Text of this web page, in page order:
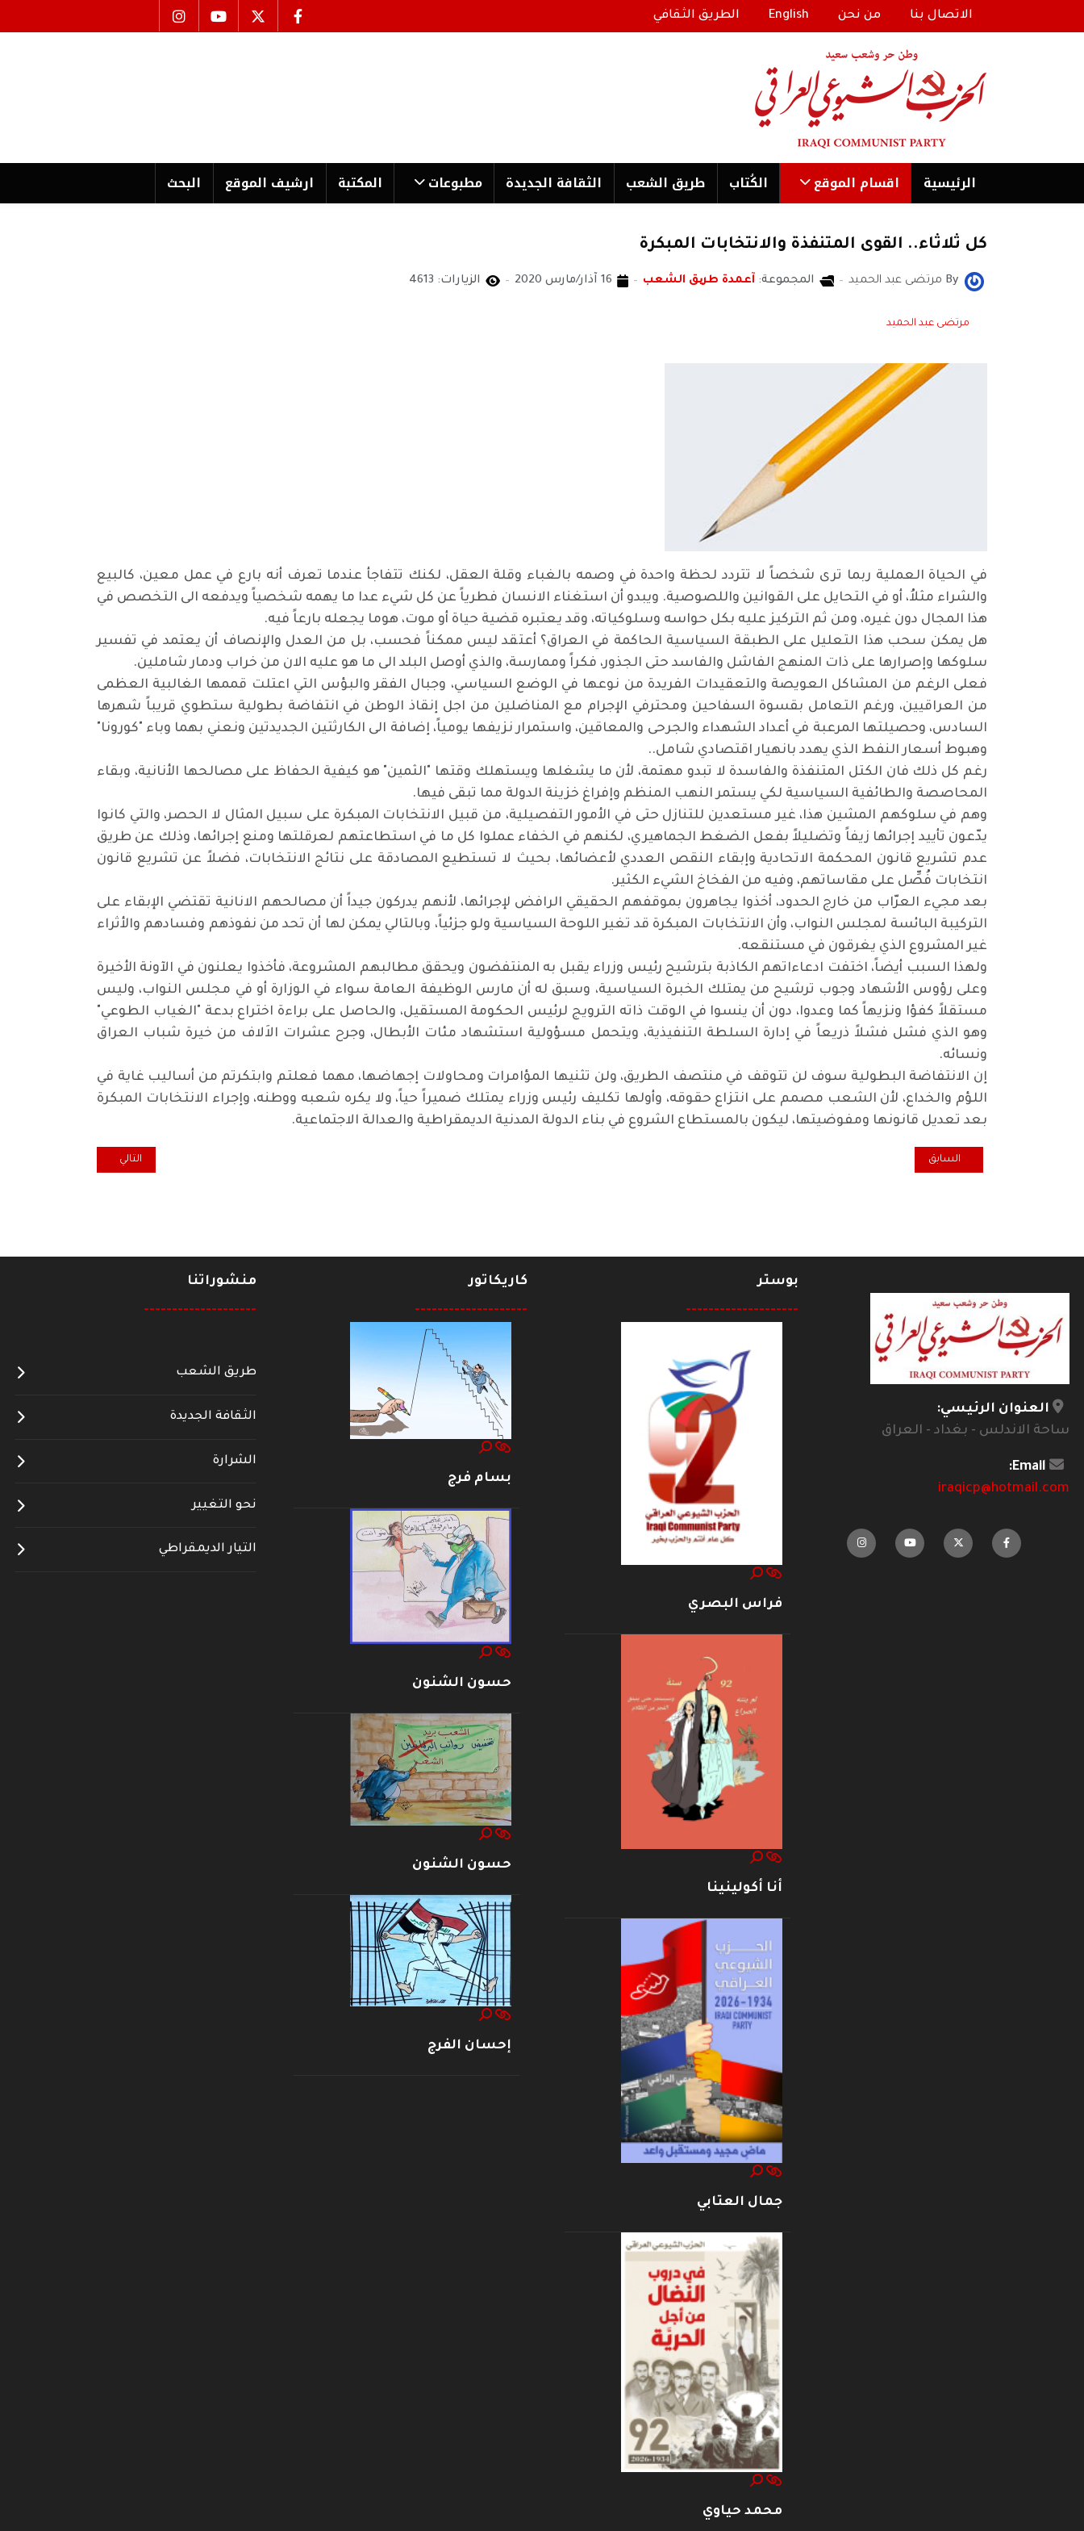
الاتصال بنا من نحن English الطريق الثقافي
الرئیسية اقسام الموقع الكُتاب طریق الشعب الثقافة الجدیدة مطبوعات المكتبة ارشیف الموقع البحث
كل ثلاثاء.. القوى المتنفذة والانتخابات المبكرة
By مرتضى عبد الحميد المجموعة: آعمدة طریق الشعب 16 آذار/مارس 2020 الزيارات: 4613
مرتضى عبد الحميد
في الحياة العملية ربما ترى شخصاً لا تتردد لحظة واحدة في وصمه بالغباء وقلة العقل، لكنك تتفاجأ عندما تعرف أنه بارع في عمل معين، كالبيع
والشراء مثلاُ، أو في التحايل على القوانين واللصوصية. ويبدو أن استغناء الانسان فطرياً عن كل شيء عدا ما يهمه شخصياً ويدفعه الى التخصص في
هذا المجال دون غيره، ومن ثم التركيز عليه بكل حواسه وسلوكياته، وقد يعتبره قضية حياة أو موت، هوما يجعله بارعاً فيه.
هل يمكن سحب هذا التعليل على الطبقة السياسية الحاكمة في العراق؟ أعتقد ليس ممكناً فحسب، بل من العدل والإنصاف أن يعتمد في تفسير
سلوكها وإصرارها على ذات المنهج الفاشل والفاسد حتى الجذور، فكراً وممارسة، والذي أوصل البلد الى ما هو عليه الان من خراب ودمار شاملين.
فعلى الرغم من المشاكل العويصة والتعقيدات الفريدة من نوعها في الوضع السياسي، وجبال الفقر والبؤس التي اعتلت قممها الغالبية العظمى
من العراقيين، ورغم التعامل بقسوة السفاحين ومحترفي الإجرام مع المناضلين من اجل إنقاذ الوطن في انتفاضة بطولية ستطوي قريباً شهرها
السادس، وحصيلتها المرعبة في أعداد الشهداء والجرحى والمعاقين، واستمرار نزيفها يومياً، إضافة الى الكارثتين الجديدتين ونعني بهما وباء "كورونا"
وهبوط أسعار النفط الذي يهدد بانهيار اقتصادي شامل..
رغم كل ذلك فان الكتل المتنفذة والفاسدة لا تبدو مهتمة، لأن ما يشغلها ويستهلك وقتها "الثمين" هو كيفية الحفاظ على مصالحها الأنانية، وبقاء
المحاصصة والطائفية السياسية لكي يستمر النهب المنظم وإفراغ خزينة الدولة مما تبقى فيها.
وهم في سلوكهم المشين هذا، غير مستعدين للتنازل حتى في الأمور التفصيلية، من قبيل الانتخابات المبكرة على سبيل المثال لا الحصر، والتي كانوا
يدّعون تأييد إجرائها زيفاً وتضليلاً بفعل الضغط الجماهيري، لكنهم في الخفاء عملوا كل ما في استطاعتهم لعرقلتها ومنع إجرائها، وذلك عن طريق
عدم تشريع قانون المحكمة الاتحادية وإبقاء النقص العددي لأعضائها، بحيث لا تستطيع المصادقة على نتائج الانتخابات، فضلاً عن تشريع قانون
انتخابات فُصِّل على مقاساتهم، وفيه من الفخاخ الشيء الكثير.
بعد مجيء العرّاب من خارج الحدود، أخذوا يجاهرون بموقفهم الحقيقي الرافض لإجرائها، لأنهم يدركون جيداً أن مصالحهم الانانية تقتضي الإبقاء على
التركيبة البائسة لمجلس النواب، وأن الانتخابات المبكرة قد تغير اللوحة السياسية ولو جزئياً، وبالتالي يمكن لها أن تحد من نفوذهم وفسادهم والأثراء
غير المشروع الذي يغرقون في مستنقعه.
ولهذا السبب أيضاً، اختفت ادعاءاتهم الكاذبة بترشيح رئيس وزراء يقبل به المنتفضون ويحقق مطالبهم المشروعة، فأخذوا يعلنون في الآونة الأخيرة
وعلى رؤوس الأشهاد وجوب ترشيح من يمتلك الخبرة السياسية، وسبق له أن مارس الوظيفة العامة سواء في الوزارة أو في مجلس النواب، وليس
مستقلاً كفؤا ونزيهاً كما وعدوا، دون أن ينسوا في الوقت ذاته الترويج لرئيس الحكومة المستقيل، والحاصل على براءة اختراع بدعة "الغياب الطوعي"
وهو الذي فشل فشلاً ذريعاً في إدارة السلطة التنفيذية، ويتحمل مسؤولية استشهاد مئات الأبطال، وجرح عشرات الاَلاف من خيرة شباب العراق
ونسائه.
إن الانتفاضة البطولية سوف لن تتوقف في منتصف الطريق، ولن تثنيها المؤامرات ومحاولات إجهاضها، مهما فعلتم وابتكرتم من أساليب غاية في
اللؤم والخداع، لأن الشعب مصمم على انتزاع حقوقه، وأولها تكليف رئيس وزراء يمتلك ضميراً حياً، ولا يكره شعبه ووطنه، وإجراء الانتخابات المبكرة
بعد تعديل قانونها ومفوضيتها، ليكون بالمستطاع الشروع في بناء الدولة المدنية الديمقراطية والعدالة الاجتماعية.
المقال السابق: استعصاء في زمن حرج !
السابق المقال التالي: وقفة رياضية..
التالي
العنوان الرئيسي:
ساحة الاندلس - بغداد - العراق
Email:
iraqicp@hotmail.com
بوستر
--------------------
فراس البصري
أنا أكولينينا
جمال العتابي
محمد حياوي
كاريكاتور
--------------------
بسام فرج
حسون الشنون
حسون الشنون
إحسان الفرج
منشوراتنا
--------------------
طريق الشعب
الثقافة الجديدة
الشرارة
نحو التغيير
التيار الديمقراطي